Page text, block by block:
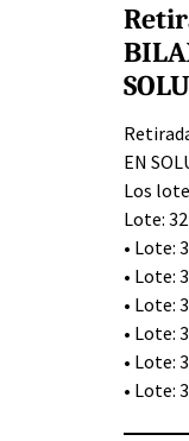
EN
Los
Lote:
• Lote:
• Lote:
• Lote:
• Lote:
• Lote:
• Lote: